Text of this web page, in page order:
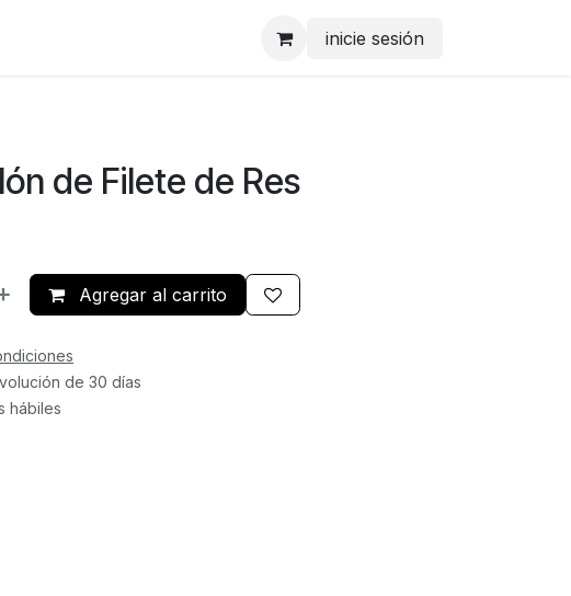
inicie sesión
de Filete de Res
Agregar al carrito
de 30 días
hábiles